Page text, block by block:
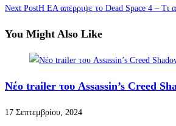
Next PostΗ EA απέρριψε το Dead Space 4 – Τι
You Might Also Like
Νέο trailer του Assassin’s Creed
17 Σεπτεμβρίου, 2024